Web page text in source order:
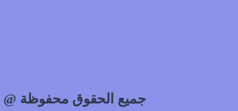
جميع الحقوق محفوظة @